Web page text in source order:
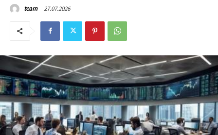
team 27.07.2026